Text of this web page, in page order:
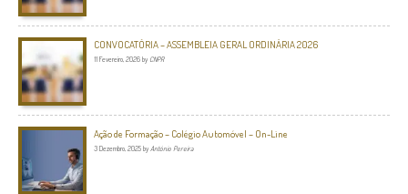
CONVOCATÓRIA – ASSEMBLEIA GERAL ORDINÁRIA 2026
11 Fevereiro, 2026 by CNPR
Ação de Formação – Colégio Automóvel – On-Line
3 Dezembro, 2025 by António Pereira